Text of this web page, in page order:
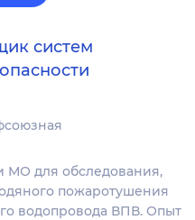
систем
МО для обследования,
пожаротушения
водопровода ВПВ. Опыт